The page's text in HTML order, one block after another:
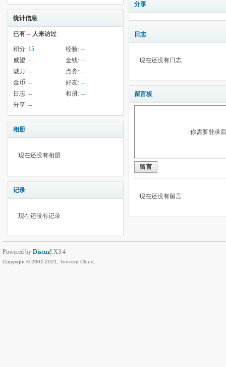
统计信息
已有 -- 人来访过
积分: 15 经验: --
威望: -- 金钱: --
魅力: -- 点券: --
金币: -- 好友: --
日志: -- 相册: --
分享: --
相册
现在还没有相册
记录
现在还没有记录
分享
日志
现在还没有日志
留言板
你需要登录
留言
现在还没有留言
Powered by Discuz! X3.4
Copyright © 2001-2021, Tencent Cloud.